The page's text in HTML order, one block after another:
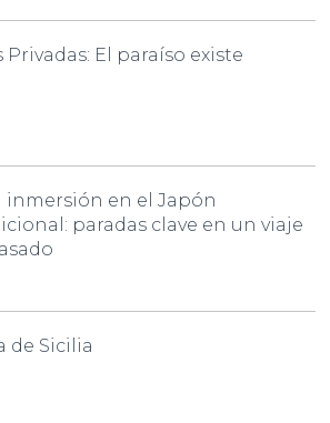
Privadas: El paraíso existe
inmersión en el Japón
paradas clave en un viaje
de Sicilia